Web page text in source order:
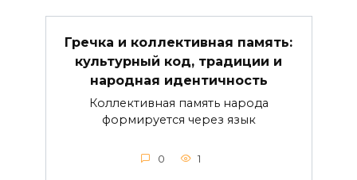
Гречка и коллективная память:
культурный код, традиции и
народная идентичность
Коллективная память народа
формируется через язык
0 1